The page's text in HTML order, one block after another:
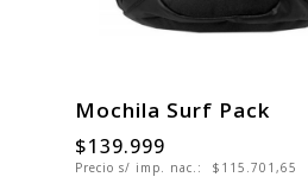
Mochila Surf Pack
$139.999
Precio s/ imp. nac.: $115.701,65